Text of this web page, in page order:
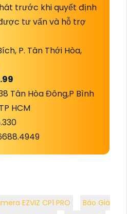
trước khi quyết định
tư vấn và hỗ trợ
P. Tân Thới Hòa,
Tân Hòa Đông,P Bình
HCM
EZVIZ CP1 PRO
Báo Giá